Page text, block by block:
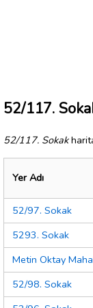
52/117.
52/117. Sokak
Yer Adı
52/97. Sokak
5293. Sokak
Metin Oktay
52/98. Sokak